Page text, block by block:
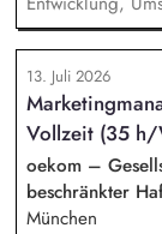
Kontrollstellen
Sozialstandards,
HFF-eigenen
Koordination
Maßnahmen
Koordination
Implementierung
Außerdem
studentische
13. Juli 2026
Vollzeit (35 h/
oekom –
beschränkter
München